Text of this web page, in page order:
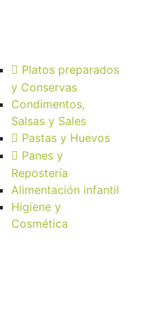
Platos preparados
y Conservas
Condimentos,
Salsas y Sales
Pastas y Huevos
Panes y
Repostería
Alimentación infantil
Higiene y
Cosmética